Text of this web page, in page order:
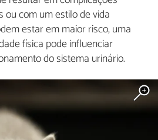
ou com um estilo de vida
estar em maior risco, uma
física pode influenciar
do sistema urinário.